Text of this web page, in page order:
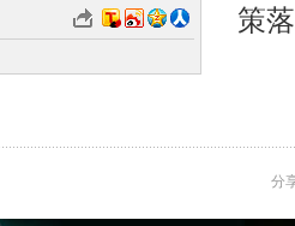
策
分